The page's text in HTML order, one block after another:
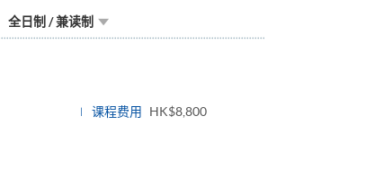
全日制 / 兼读制
课程费用 HK$8,800